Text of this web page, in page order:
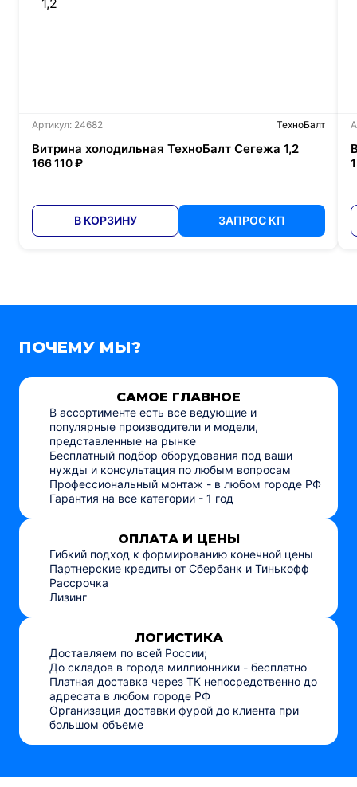
Артикул: 24682 ТехноБалт
Витрина холодильная ТехноБалт Сегежа 1,2
166 110 ₽
В КОРЗИНУ ЗАПРОС КП
ПОЧЕМУ МЫ?
САМОЕ ГЛАВНОЕ
В ассортименте есть все ведующие и
популярные производители и модели,
представленные на рынке
Бесплатный подбор оборудования под ваши
нужды и консультация по любым вопросам
Профессиональный монтаж - в любом городе РФ
Гарантия на все категории - 1 год
ОПЛАТА И ЦЕНЫ
Гибкий подход к формированию конечной цены
Партнерские кредиты от Сбербанк и Тинькофф
Рассрочка
Лизинг
ЛОГИСТИКА
Доставляем по всей России;
До складов в города миллионники - бесплатно
Платная доставка через ТК непосредственно до
адресата в любом городе РФ
Организация доставки фурой до клиента при
большом объеме